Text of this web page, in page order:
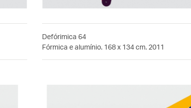
Defórimica 64
Fórmica e alumínio. 168 x 134 cm. 2011